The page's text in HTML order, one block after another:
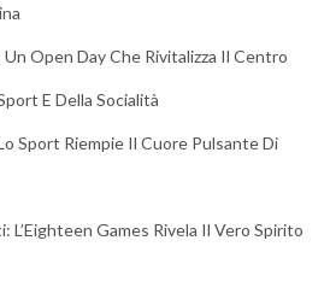
Un Open Day Che Rivitalizza Il Centro
E Della Socialità
Sport Riempie Il Cuore Pulsante Di
L’Eighteen Games Rivela Il Vero Spirito